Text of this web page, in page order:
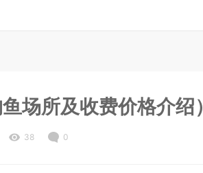
场所及收费价格介绍）
38 0